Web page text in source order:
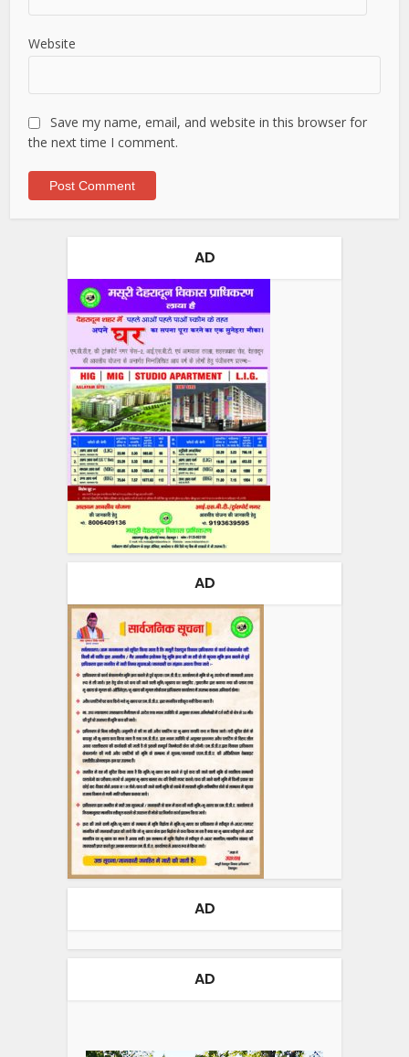
Website
Save my name, email, and website in this browser for
the next time I comment.
AD
AD
AD
AD